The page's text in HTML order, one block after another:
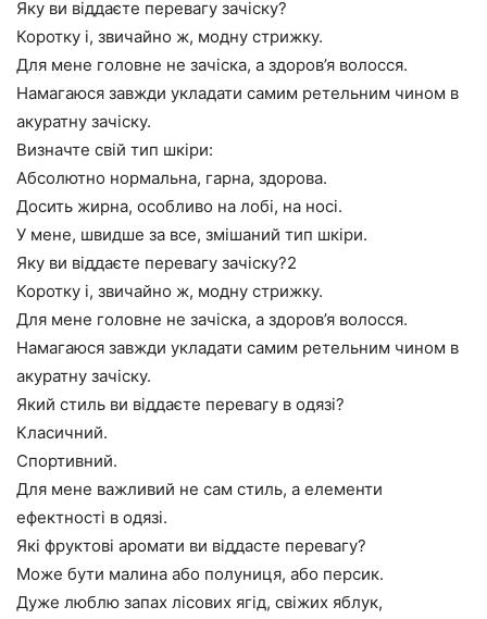
Яку ви віддаєте перевагу зачіску?
Коротку і, звичайно ж, модну стрижку.
Для мене головне не зачіска, а здоров’я волосся.
Намагаюся завжди укладати самим ретельним чином в
акуратну зачіску.
Визначте свій тип шкіри:
Абсолютно нормальна, гарна, здорова.
Досить жирна, особливо на лобі, на носі.
У мене, швидше за все, змішаний тип шкіри.
Яку ви віддаєте перевагу зачіску?2
Коротку і, звичайно ж, модну стрижку.
Для мене головне не зачіска, а здоров’я волосся.
Намагаюся завжди укладати самим ретельним чином в
акуратну зачіску.
Який стиль ви віддаєте перевагу в одязі?
Класичний.
Спортивний.
Для мене важливий не сам стиль, а елементи
ефектності в одязі.
Які фруктові аромати ви віддасте перевагу?
Може бути малина або полуниця, або персик.
Дуже люблю запах лісових ягід, свіжих яблук,